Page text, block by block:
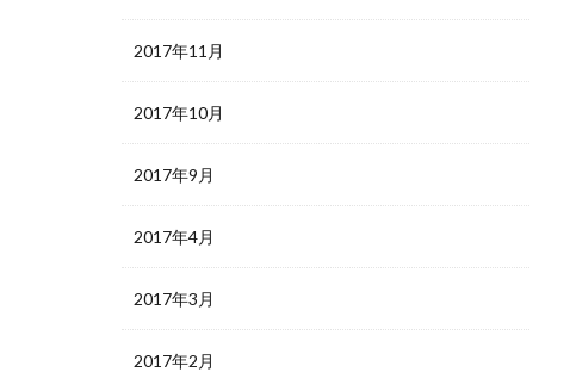
2017年11月
2017年10月
2017年9月
2017年4月
2017年3月
2017年2月